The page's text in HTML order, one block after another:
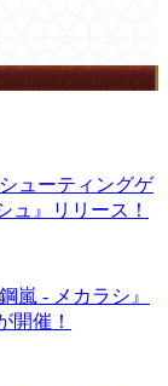
ューティングゲ
ュ』リリース！
嵐 - メカラシ』
開催！